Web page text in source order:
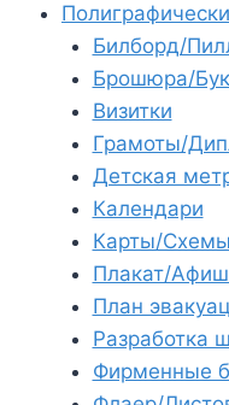
Билборд/
Брошюра/
Визитки
Грамоты/
Детская
Календари
Карты/
Плакат/
План
Разработка
Фирменные